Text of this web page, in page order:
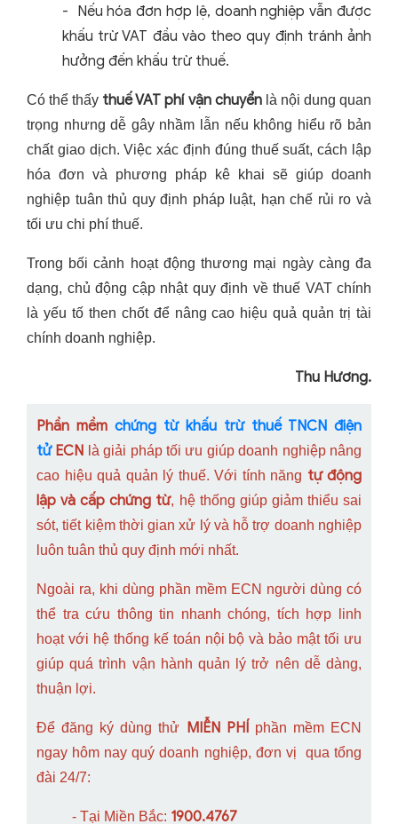
- Nếu hóa đơn hợp lệ, doanh nghiệp vẫn được
khấu trừ VAT đầu vào theo quy định tránh ảnh
hưởng đến khấu trừ thuế.
Có thể thấy thuế VAT phí vận chuyểnlà nội dung quan
trọng nhưng dễ gây nhầm lẫn nếu không hiểu rõ bản
chất giao dịch. Việc xác định đúng thuế suất, cách lập
hóa đơn và phương pháp kê khai sẽ giúp doanh
nghiệp tuân thủ quy định pháp luật, hạn chế rủi ro và
tối ưu chi phí thuế.
Trong bối cảnh hoạt động thương mại ngày càng đa
dạng, chủ động cập nhật quy định về thuế VAT chính
là yếu tố then chốt để nâng cao hiệu quả quản trị tài
chính doanh nghiệp.
Thu Hương.
Phần mềm chứng từ khấu trừ thuế TNCN điện
tửECN là giải pháp tối ưu giúp doanh nghiệp nâng
cao hiệu quả quản lý thuế. Với tính năng tự động
lập và cấp chứng từ, hệ thống giúp giảm thiểu sai
sót, tiết kiệm thời gian xử lý và hỗ trợ doanh nghiệp
luôn tuân thủ quy định mới nhất.
Ngoài ra, khi dùng phần mềm ECN người dùng có
thể tra cứu thông tin nhanh chóng, tích hợp linh
hoạt với hệ thống kế toán nội bộ và bảo mật tối ưu
giúp quá trình vận hành quản lý trở nên dễ dàng,
thuận lợi.
Để đăng ký dùng thử MIỄN PHÍ phần mềm ECN
ngay hôm nay quý doanh nghiệp, đơn vị qua tổng
đài 24/7:
- Tại Miền Bắc: 1900.4767